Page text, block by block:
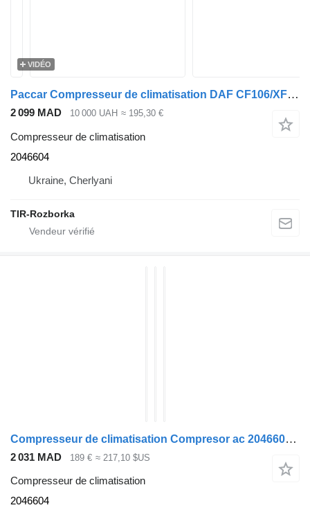
VIDÉO
Paccar Compresseur de climatisation DAF CF106/XF106 EURO 6 >2012 2046604 pour tracteur routier DAF XF106
2 099 MAD 10 000 UAH ≈ 195,30 €
Compresseur de climatisation
2046604
Ukraine, Cherlyani
TIR-Rozborka
Compresseur de climatisation Compresor ac 2046604 pour tracteur routier DAF XF
2 031 MAD 189 € ≈ 217,10 $US
Compresseur de climatisation
2046604